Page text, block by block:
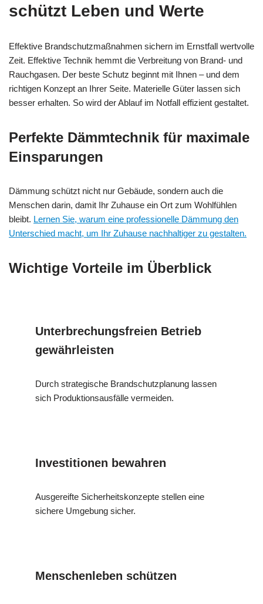
schützt Leben und Werte
Effektive Brandschutzmaßnahmen sichern im Ernstfall wertvolle
Zeit. Effektive Technik hemmt die Verbreitung von Brand- und
Rauchgasen. Der beste Schutz beginnt mit Ihnen – und dem
richtigen Konzept an Ihrer Seite. Materielle Güter lassen sich
besser erhalten. So wird der Ablauf im Notfall effizient gestaltet.
Perfekte Dämmtechnik für maximale
Einsparungen
Dämmung schützt nicht nur Gebäude, sondern auch die
Menschen darin, damit Ihr Zuhause ein Ort zum Wohlfühlen
bleibt. Lernen Sie, warum eine professionelle Dämmung den
Unterschied macht, um Ihr Zuhause nachhaltiger zu gestalten.
Wichtige Vorteile im Überblick
Unterbrechungsfreien Betrieb
gewährleisten
Durch strategische Brandschutzplanung lassen
sich Produktionsausfälle vermeiden.
Investitionen bewahren
Ausgereifte Sicherheitskonzepte stellen eine
sichere Umgebung sicher.
Menschenleben schützen